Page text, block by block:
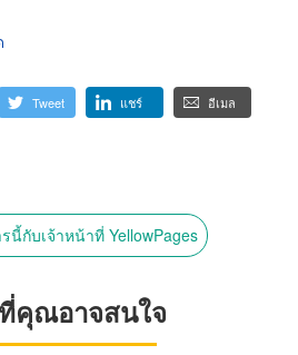
Tweet แชร์ อีเมล
นี้กับเจ้าหน้าที่ YellowPages
คุณอาจสนใจ